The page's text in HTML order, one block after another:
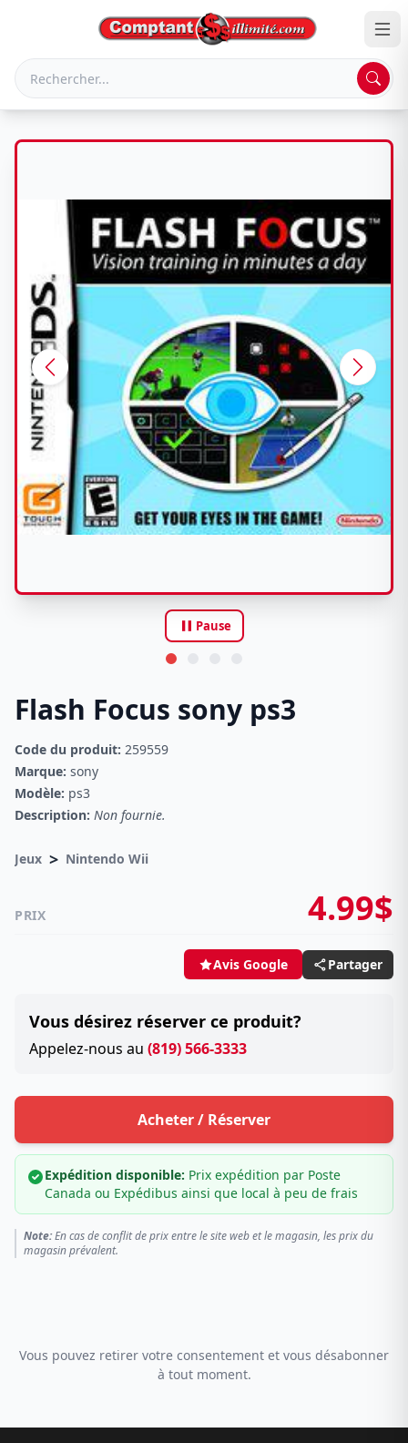
pause Pause
Flash Focus sony ps3
Code du produit: 259559
Marque: sony
Modèle: ps3
Description: Non fournie.
Jeux > Nintendo Wii
PRIX 4.99$
Avis Google Partager
Vous désirez réserver ce produit?
Appelez-nous au (819) 566-3333
Acheter / Réserver
Expédition disponible: Prix expédition par Poste
Canada ou Expédibus ainsi que local à peu de frais
Note:En cas de conflit de prix entre le site web et le magasin, les prix du
magasin prévalent.
Vous pouvez retirer votre consentement et vous désabonner
à tout moment.